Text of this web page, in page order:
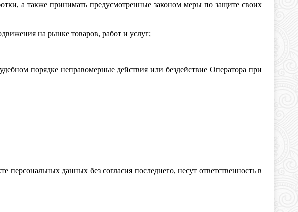
а также принимать предусмотренные законом меры по защите своих
на рынке товаров, работ и услуг;
порядке неправомерные действия или бездействие Оператора при
данных без согласия последнего, несут ответственность в